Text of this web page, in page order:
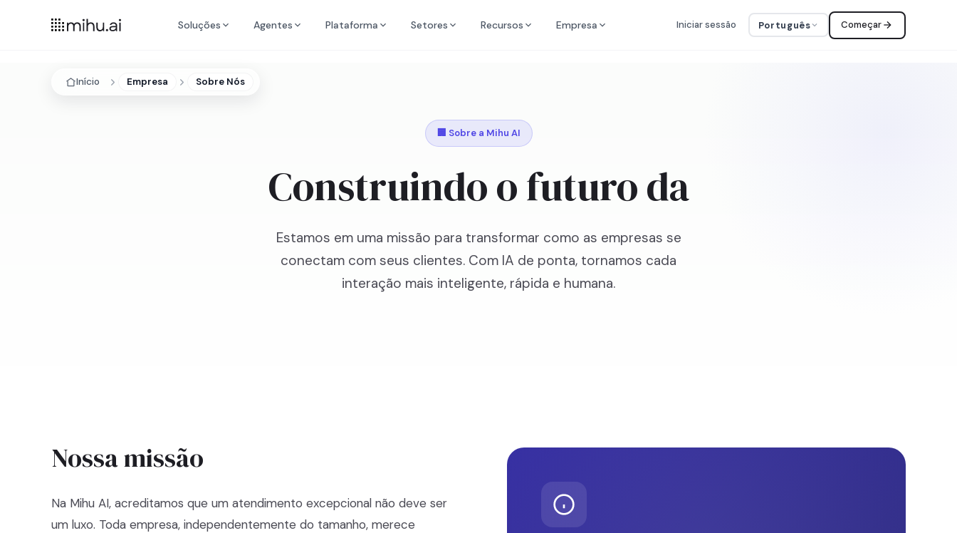
Soluções Agentes Plataforma Setores Recursos Empresa Iniciar sessão Português Começar
Início Empresa Sobre Nós
🏢 Sobre a Mihu AI
Construindo o futuro da
Estamos em uma missão para transformar como as empresas se
conectam com seus clientes. Com IA de ponta, tornamos cada
interação mais inteligente, rápida e humana.
Nossa missão
Na Mihu AI, acreditamos que um atendimento excepcional não deve ser
um luxo. Toda empresa, independentemente do tamanho, merece